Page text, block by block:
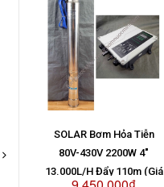
SOLAR Bơm Hỏa Tiễn
80V-430V 2200W 4"
13.000L/H Đẩy 110m (Giá